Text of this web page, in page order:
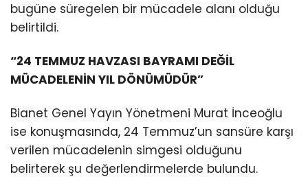
bugüne süregelen bir mücadele alanı olduğu
belirtildi.
“24 TEMMUZ HAVZASI BAYRAMI DEĞİL
MÜCADELENİN YIL DÖNÜMÜDÜR”
Bianet Genel Yayın Yönetmeni Murat İnceoğlu
ise konuşmasında, 24 Temmuz’un sansüre karşı
verilen mücadelenin simgesi olduğunu
belirterek şu değerlendirmelerde bulundu.